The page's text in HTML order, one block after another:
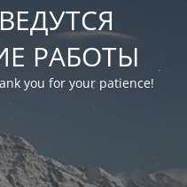
РАБОТЫ
you for your patience!